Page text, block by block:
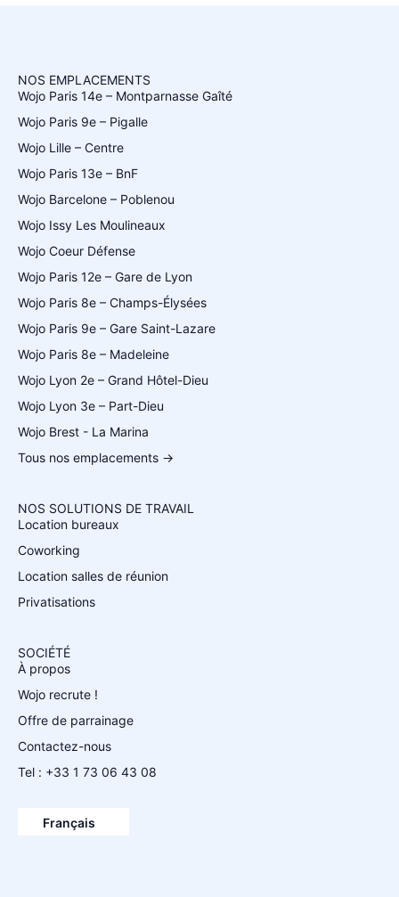
NOS EMPLACEMENTS
Wojo Paris 14e – Montparnasse Gaîté
Wojo Paris 9e – Pigalle
Wojo Lille – Centre
Wojo Paris 13e – BnF
Wojo Barcelone – Poblenou
Wojo Issy Les Moulineaux
Wojo Coeur Défense
Wojo Paris 12e – Gare de Lyon
Wojo Paris 8e – Champs-Élysées
Wojo Paris 9e – Gare Saint-Lazare
Wojo Paris 8e – Madeleine
Wojo Lyon 2e – Grand Hôtel-Dieu
Wojo Lyon 3e – Part-Dieu
Wojo Brest - La Marina
Tous nos emplacements →
NOS SOLUTIONS DE TRAVAIL
Location bureaux
Coworking
Location salles de réunion
Privatisations
SOCIÉTÉ
À propos
Wojo recrute !
Offre de parrainage
Contactez-nous
Tel : +33 1 73 06 43 08
Français
Español
Deutsch